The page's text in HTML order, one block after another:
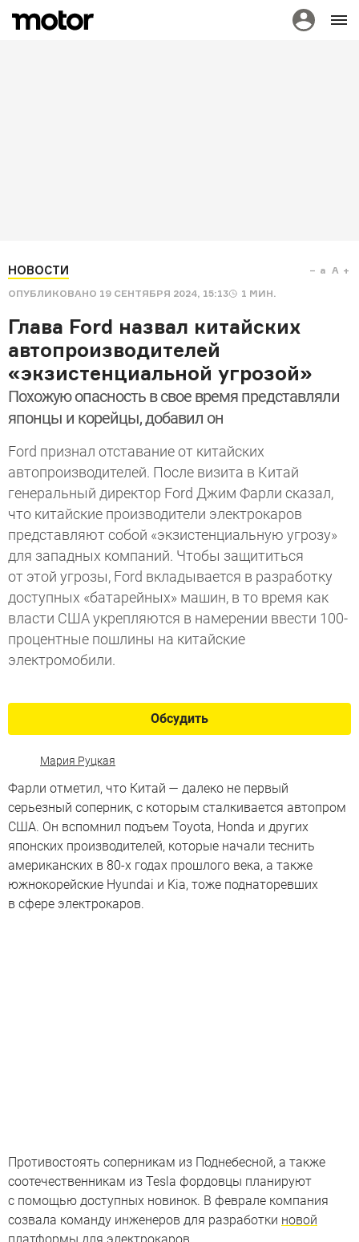
НОВОСТИ
ОПУБЛИКОВАНО 19 СЕНТЯБРЯ 2024, 15:13 1 МИН.
a A
Глава Ford назвал китайских
автопроизводителей
«экзистенциальной угрозой»
Похожую опасность в свое время представляли
японцы и корейцы, добавил он
Ford признал отставание от китайских
автопроизводителей. После визита в Китай
генеральный директор Ford Джим Фарли сказал,
что китайские производители электрокаров
представляют собой «экзистенциальную угрозу»
для западных компаний. Чтобы защититься
от этой угрозы, Ford вкладывается в разработку
доступных «батарейных» машин, в то время как
власти США укрепляются в намерении ввести 100-
процентные пошлины на китайские
электромобили.
Обсудить
Мария Руцкая
Фарли отметил, что Китай — далеко не первый
серьезный соперник, с которым сталкивается автопром
США. Он вспомнил подъем Toyota, Honda и других
японских производителей, которые начали теснить
американских в 80-х годах прошлого века, а также
южнокорейские Hyundai и Kia, тоже поднаторевших
в сфере электрокаров.
Противостоять соперникам из Поднебесной, а также
соотечественникам из Tesla фордовцы планируют
с помощью доступных новинок. В феврале компания
созвала команду инженеров для разработки новой